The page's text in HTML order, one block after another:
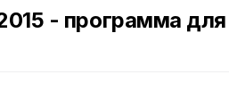
- программа